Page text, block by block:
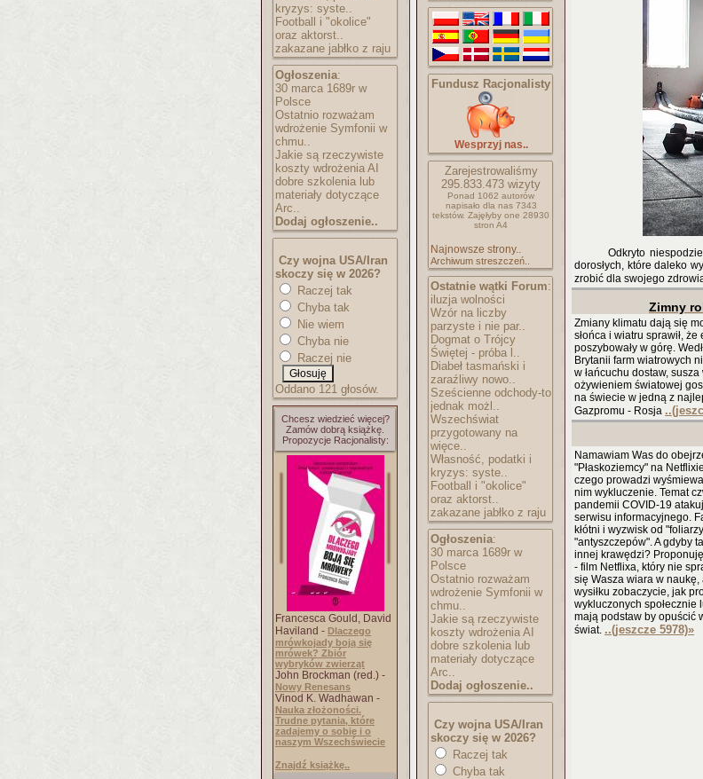
kryzys: syste..
Football i "okolice"
oraz aktorst..
zakazane jabłko z raju
Ogłoszenia:
30 marca 1689r w
Polsce
Ostatnio rozważam
wdrożenie Symfonii w
chmu..
Jakie są rzeczywiste
koszty wdrożenia AI
dobre szkolenia lub
materiały dotyczące
Arc..
Dodaj ogłoszenie..
Czy wojna USA/Iran
skoczy się w 2026?
Raczej tak
Chyba tak
Nie wiem
Chyba nie
Raczej nie
Oddano 121 głosów.
Chcesz wiedzieć więcej?
Zamów dobrą książkę.
Propozycje Racjonalisty:
Francesca Gould, David
Haviland - Dlaczego
mrówkojady boją się
mrówek? Zbiór
wybryków zwierząt
John Brockman (red.) -
Nowy Renesans
Vinod K. Wadhawan -
Nauka złożoności.
Trudne pytania, które
zadajemy o sobie i o
naszym Wszechświecie
Znajdź książkę..
Fundusz Racjonalisty
Wesprzyj nas..
Zarejestrowaliśmy
295.833.473 wizyty
Ponad 1062 autorów
napisało dla nas 7343
tekstów. Zajęłyby one 28930
stron A4
Najnowsze strony..
Archiwum streszczeń..
Ostatnie wątki Forum:
iluzja wolności
Wzór na liczby
parzyste i nie par..
Dogmat o Trójcy
Świętej - próba l..
Diabeł tasmański i
zaraźliwy nowo..
Sześcienne odchody-to
jednak możl..
Wszechświat
przygotowany na
więce..
Własność, podatki i
kryzys: syste..
Football i "okolice"
oraz aktorst..
zakazane jabłko z raju
Ogłoszenia:
30 marca 1689r w
Polsce
Ostatnio rozważam
wdrożenie Symfonii w
chmu..
Jakie są rzeczywiste
koszty wdrożenia AI
dobre szkolenia lub
materiały dotyczące
Arc..
Dodaj ogłoszenie..
Czy wojna USA/Iran
skoczy się w 2026?
Raczej tak
Chyba tak
Odkryto
dorosłych, które daleko
zrobić dla swojego
Zimny
Zmiany klimatu dają się
słońca i wiatru sprawił,
poszybowały w górę.
Brytanii farm wiatrowych
w łańcuchu dostaw,
ożywieniem światowej
na świecie w jedną z
Gazpromu - Rosja
Namawiam Was do
"Płaskoziemcy" na
czego prowadzi
nim wykluczenie. Temat
pandemii COVID-19
serwisu informacyjnego.
kłótni i wyzwisk od
"antyszczepów". A gdyby
innej krawędzi?
- film Netflixa, który nie
się Wasza wiara w
wysiłku zobaczycie, jak
wykluczonych społecznie
mają podstaw by opuścić
świat. ..(jeszcze 5978)»